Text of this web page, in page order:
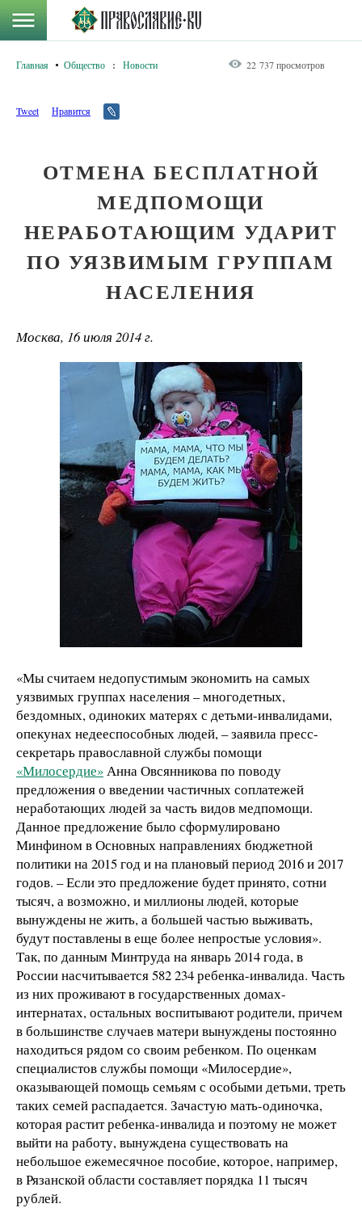
Главная Общество : Новости 22 737 просмотров
Tweet Нравится
ОТМЕНА БЕСПЛАТНОЙ
МЕДПОМОЩИ
НЕРАБОТАЮЩИМ УДАРИТ
ПО УЯЗВИМЫМ ГРУППАМ
НАСЕЛЕНИЯ
Москва, 16 июля 2014 г.
«Мы считаем недопустимым экономить на самых
уязвимых группах населения – многодетных,
бездомных, одиноких матерях с детьми-инвалидами,
опекунах недееспособных людей, – заявила пресс-
секретарь православной службы помощи
«Милосердие»Анна Овсянникова по поводу
предложения о введении частичных соплатежей
неработающих людей за часть видов медпомощи.
Данное предложение было сформулировано
Минфином в Основных направлениях бюджетной
политики на 2015 год и на плановый период 2016 и 2017
годов. – Если это предложение будет принято, сотни
тысяч, а возможно, и миллионы людей, которые
вынуждены не жить, а большей частью выживать,
будут поставлены в еще более непростые условия».
Так, по данным Минтруда на январь 2014 года, в
России насчитывается 582 234 ребенка-инвалида. Часть
из них проживают в государственных домах-
интернатах, остальных воспитывают родители, причем
в большинстве случаев матери вынуждены постоянно
находиться рядом со своим ребенком. По оценкам
специалистов службы помощи «Милосердие»,
оказывающей помощь семьям с особыми детьми, треть
таких семей распадается. Зачастую мать-одиночка,
которая растит ребенка-инвалида и поэтому не может
выйти на работу, вынуждена существовать на
небольшое ежемесячное пособие, которое, например,
в Рязанской области составляет порядка 11 тысяч
рублей.